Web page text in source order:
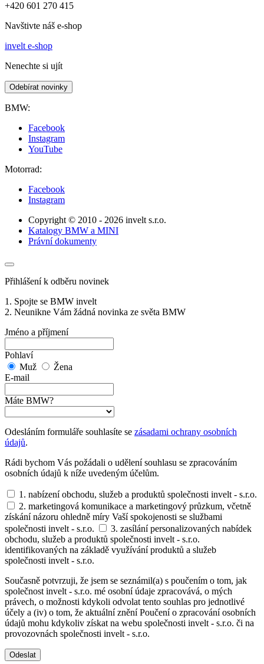
+420 601 270 415
Navštivte náš e-shop
invelt e-shop
Nenechte si ujít
Odebírat novinky
BMW:
Facebook
Instagram
YouTube
Motorrad:
Facebook
Instagram
Copyright © 2010 - 2026 invelt s.r.o.
Katalogy BMW a MINI
Právní dokumenty
Přihlášení k odběru novinek
1. Spojte se BMW invelt
2. Neunikne Vám žádná novinka ze světa BMW
Jméno a příjmení
Pohlaví
Muž
Žena
E-mail
Máte BMW?
Odesláním formuláře souhlasíte se zásadami ochrany osobních
údajů.
Rádi bychom Vás požádali o udělení souhlasu se zpracováním
osobních údajů k níže uvedeným účelům.
1. nabízení obchodu, služeb a produktů společnosti invelt - s.r.o.
2. marketingová komunikace a marketingový průzkum, včetně
získání názoru ohledně míry Vaší spokojenosti se službami
společnosti invelt - s.r.o.
3. zasílání personalizovaných nabídek
obchodu, služeb a produktů společnosti invelt - s.r.o.
identifikovaných na základě využívání produktů a služeb
společnosti invelt - s.r.o.
Současně potvrzuji, že jsem se seznámil(a) s poučením o tom, jak
společnost invelt - s.r.o. mé osobní údaje zpracovává, o mých
právech, o možnosti kdykoli odvolat tento souhlas pro jednotlivé
účely a (iv) o tom, že aktuální znění Poučení o zpracování osobních
údajů mohu kdykoliv získat na webu společnosti invelt - s.r.o. či na
provozovnách společnosti invelt - s.r.o.
Odeslat